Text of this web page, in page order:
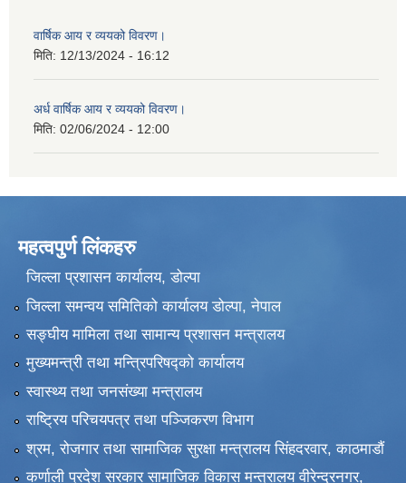
वार्षिक आय र व्ययको विवरण।
मिति: 12/13/2024 - 16:12
अर्ध वार्षिक आय र व्ययको विवरण।
मिति: 02/06/2024 - 12:00
महत्वपुर्ण लिंकहरु
जिल्ला प्रशासन कार्यालय, डोल्पा
जिल्ला समन्वय समितिको कार्यालय डोल्पा, नेपाल
सङ्‍घीय मामिला तथा सामान्य प्रशासन मन्त्रालय
मुख्यमन्त्री तथा मन्त्रिपरिषद्को कार्यालय
स्वास्थ्य तथा जनसंख्या मन्त्रालय
राष्ट्रिय परिचयपत्र तथा पञ्जिकरण विभाग
श्रम, रोजगार तथा सामाजिक सुरक्षा मन्त्रालय सिंहदरवार, काठमाडाैं
कर्णाली प्रदेश सरकार सामाजिक विकास मन्त्रालय वीरेन्द्रनगर,